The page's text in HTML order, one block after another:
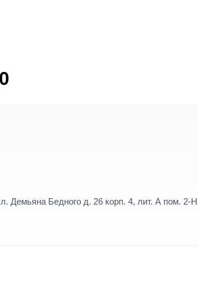
Демьяна Бедного д. 26 корп. 4, лит. А пом. 2-Н